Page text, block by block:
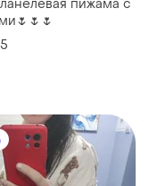
пижама с
5